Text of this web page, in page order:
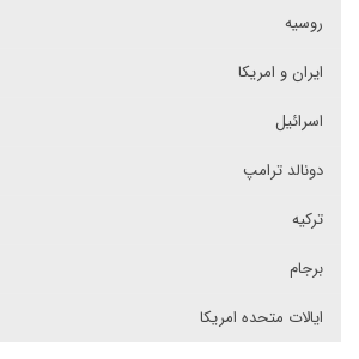
روسیه
ایران و امریکا
اسرائیل
دونالد ترامپ
ترکیه
برجام
ایالات متحده امریکا